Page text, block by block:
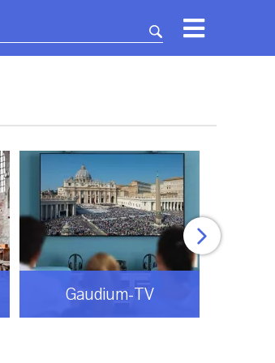
Gaudium-TV